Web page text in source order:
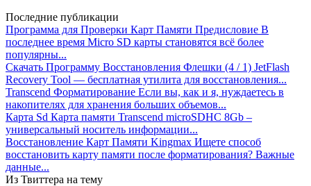
Последние публикации
Программа для Проверки Карт Памяти Предисловие В
последнее время Micro SD карты становятся всё более
популярны...
Скачать Программу Восстановления Флешки (4 / 1) JetFlash
Recovery Tool — бесплатная утилита для восстановления...
Transcend Форматирование Если вы, как и я, нуждаетесь в
накопителях для хранения больших объемов...
Карта Sd Карта памяти Transcend microSDHC 8Gb –
универсальный носитель информации...
Восстановление Карт Памяти Kingmax Ищете способ
восстановить карту памяти после форматирования? Важные
данные...
Из Твиттера на тему